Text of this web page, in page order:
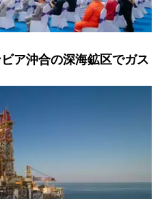
ア沖合の深海鉱区でガス